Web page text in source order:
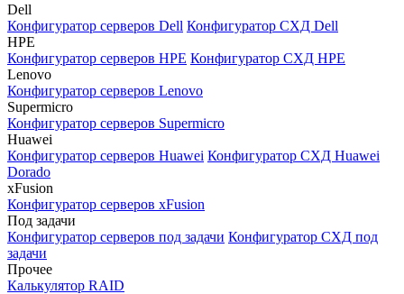
Dell
Конфигуратор серверов Dell Конфигуратор СХД Dell
HPE
Конфигуратор серверов HPE Конфигуратор СХД HPE
Lenovo
Конфигуратор серверов Lenovo
Supermicro
Конфигуратор серверов Supermicro
Huawei
Конфигуратор серверов Huawei Конфигуратор СХД Huawei
Dorado
xFusion
Конфигуратор серверов xFusion
Под задачи
Конфигуратор серверов под задачи Конфигуратор СХД под
задачи
Прочее
Калькулятор RAID